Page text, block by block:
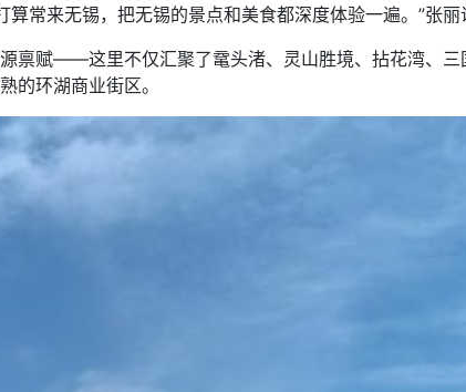
常来无锡，把无锡的景点和美食都深度体验一遍。”张丽
赋——这里不仅汇聚了鼋头渚、灵山胜境、拈花湾、三
的环湖商业街区。